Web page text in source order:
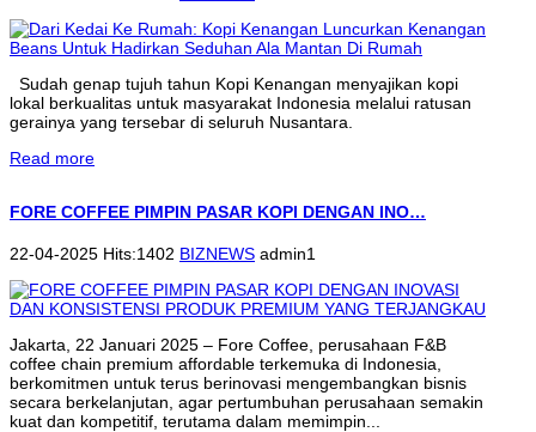
Sudah genap tujuh tahun Kopi Kenangan menyajikan kopi
lokal berkualitas untuk masyarakat Indonesia melalui ratusan
gerainya yang tersebar di seluruh Nusantara.
Read more
FORE COFFEE PIMPIN PASAR KOPI DENGAN INO…
22-04-2025 Hits:1402 BIZNEWS admin1
Jakarta, 22 Januari 2025 – Fore Coffee, perusahaan F&B
coffee chain premium affordable terkemuka di Indonesia,
berkomitmen untuk terus berinovasi mengembangkan bisnis
secara berkelanjutan, agar pertumbuhan perusahaan semakin
kuat dan kompetitif, terutama dalam memimpin...